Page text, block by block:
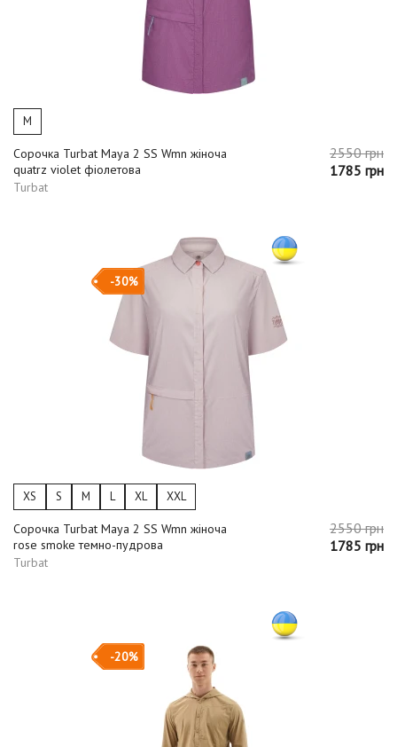
M
Сорочка Turbat Maya 2 SS Wmn жіноча
quatrz violet фіолетова
Turbat
2550 грн
1785 грн
-30%
XS S M L XL XXL
Сорочка Turbat Maya 2 SS Wmn жіноча
rose smoke темно-пудрова
Turbat
2550 грн
1785 грн
-20%